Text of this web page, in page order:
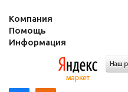
Компания
Помощь
Информация